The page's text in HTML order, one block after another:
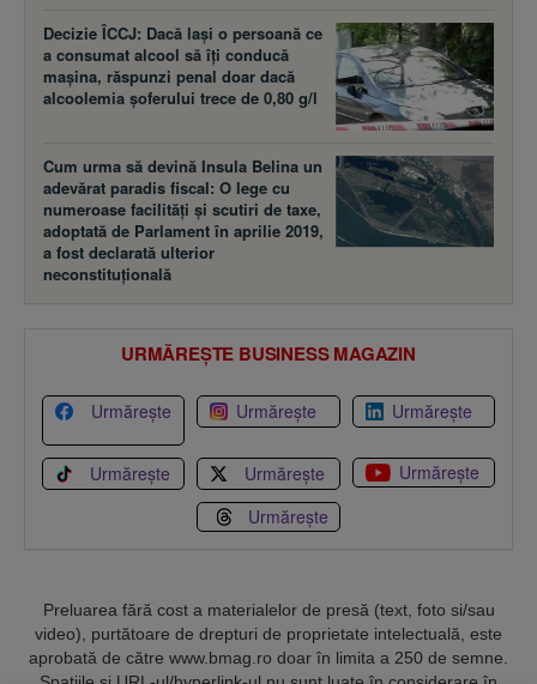
Decizie ÎCCJ: Dacă laşi o persoană ce
a consumat alcool să îţi conducă
maşina, răspunzi penal doar dacă
alcoolemia şoferului trece de 0,80 g/l
Cum urma să devină Insula Belina un
adevărat paradis fiscal: O lege cu
numeroase facilităţi şi scutiri de taxe,
adoptată de Parlament în aprilie 2019,
a fost declarată ulterior
neconstituţională
URMĂREȘTE BUSINESS MAGAZIN
Urmărește Urmărește Urmărește
Urmărește Urmărește
Urmărește
Urmărește
Preluarea fără cost a materialelor de presă (text, foto si/sau
video), purtătoare de drepturi de proprietate intelectuală, este
aprobată de către www.bmag.ro doar în limita a 250 de semne.